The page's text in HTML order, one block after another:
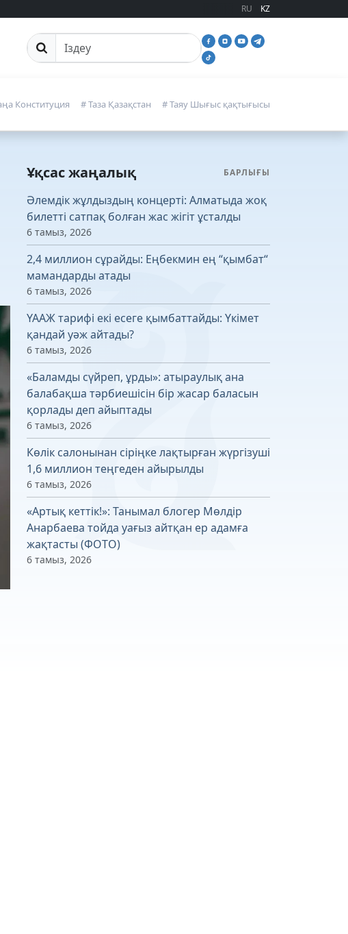
RU KZ
Сайттан іздеу
Конституция # Таза Қазақстан # Таяу Шығыс қақтығысы
Ұқсас жаңалық БАРЛЫҒЫ
Әлемдік жұлдыздың концерті: Алматыда жоқ
билетті сатпақ болған жас жігіт ұсталды
6 тамыз, 2026
2,4 миллион сұрайды: Еңбекмин ең “қымбат“
мамандарды атады
6 тамыз, 2026
ҮААЖ тарифі екі есеге қымбаттайды: Үкімет
қандай уәж айтады?
6 тамыз, 2026
«Баламды сүйреп, ұрды»: атыраулық ана
балабақша тәрбиешісін бір жасар баласын
қорлады деп айыптады
6 тамыз, 2026
Көлік салонынан сіріңке лақтырған жүргізуші
1,6 миллион теңгеден айырылды
6 тамыз, 2026
«Артық кеттік!»: Танымал блогер Мөлдір
Анарбаева тойда уағыз айтқан ер адамға
жақтасты (ФОТО)
6 тамыз, 2026